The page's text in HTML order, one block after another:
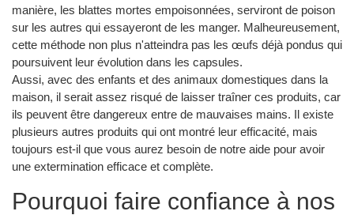
manière, les blattes mortes empoisonnées, serviront de poison
sur les autres qui essayeront de les manger. Malheureusement,
cette méthode non plus n'atteindra pas les œufs déjà pondus qui
poursuivent leur évolution dans les capsules.
Aussi, avec des enfants et des animaux domestiques dans la
maison, il serait assez risqué de laisser traîner ces produits, car
ils peuvent être dangereux entre de mauvaises mains. Il existe
plusieurs autres produits qui ont montré leur efficacité, mais
toujours est-il que vous aurez besoin de notre aide pour avoir
une extermination efficace et complète.
Pourquoi faire confiance à nos